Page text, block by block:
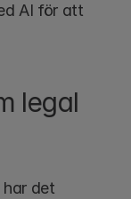
AI för att
legal
har det